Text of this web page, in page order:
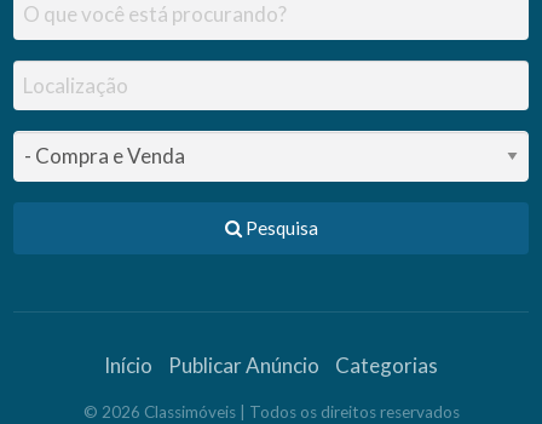
Pesquisa
Início Publicar Anúncio Categorias
© 2026 Classimóveis| Todos os direitos reservados